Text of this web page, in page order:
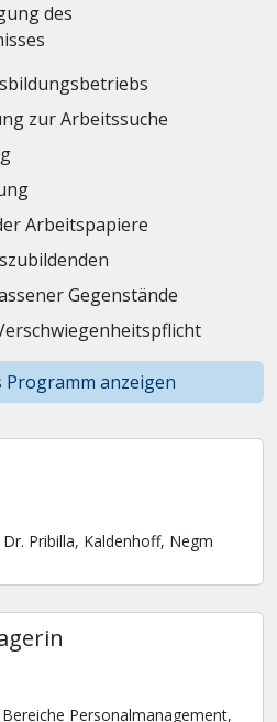
des
zur Arbeitssuche
Arbeitspapiere
Gegenstände
Programm anzeigen
Pribilla, Kaldenhoff, Negm
Personalmanagement,